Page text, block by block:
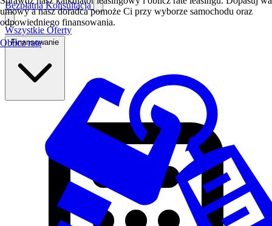
Bezpłatna Konsultacja
Wszystkie Oferty
Finansowanie
umowy a nasz doradca pomoże Ci przy wyborze samochodu oraz
odpowiedniego finansowania.
Oblicz ratę